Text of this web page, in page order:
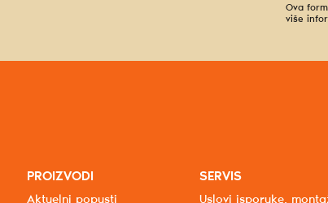
Ova
više
PROIZVODI
Aktuelni popusti
SERVIS
Uslovi isporuke,